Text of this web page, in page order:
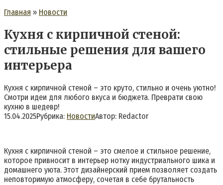
Главная » Новости
Кухня с кирпичной стеной:
стильные решения для вашего
интерьера
Кухня с кирпичной стеной – это круто, стильно и очень уютно!
Смотри идеи для любого вкуса и бюджета. Преврати свою
кухню в шедевр!
15.04.2025Рубрика: НовостиАвтор: Redactor
Кухня с кирпичной стеной – это смелое и стильное решение,
которое привносит в интерьер нотку индустриального шика и
домашнего уюта. Этот дизайнерский прием позволяет создать
неповторимую атмосферу, сочетая в себе брутальность